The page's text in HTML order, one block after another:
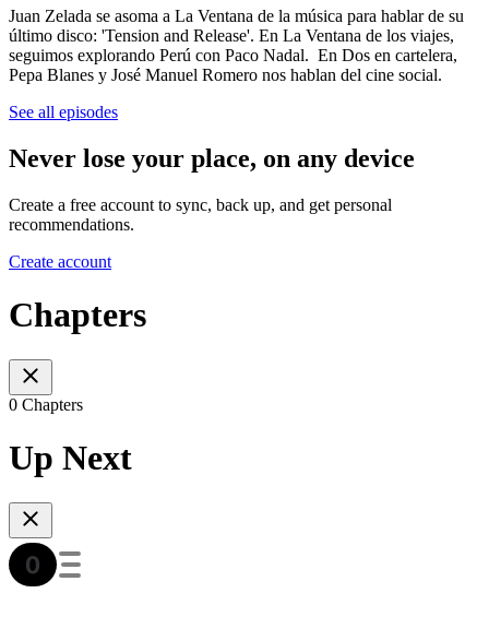
Juan Zelada se asoma a La Ventana de la música para hablar de su
último disco: 'Tension and Release'. En La Ventana de los viajes,
seguimos explorando Perú con Paco Nadal. En Dos en cartelera,
Pepa Blanes y José Manuel Romero nos hablan del cine social.
See all episodes
Never lose your place, on any device
Create a free account to sync, back up, and get personal
recommendations.
Create account
Chapters
0 Chapters
Up Next